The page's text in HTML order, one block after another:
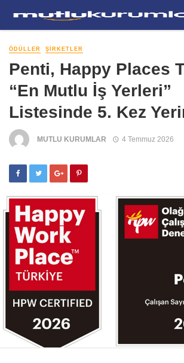
ÖDÜLLER ŞIRKETLER
Penti, Happy Places
“En Mutlu İş Yerleri”
Listesinde 5. Kez
MUTLU KURUMLAR 4 Temmuz 2026